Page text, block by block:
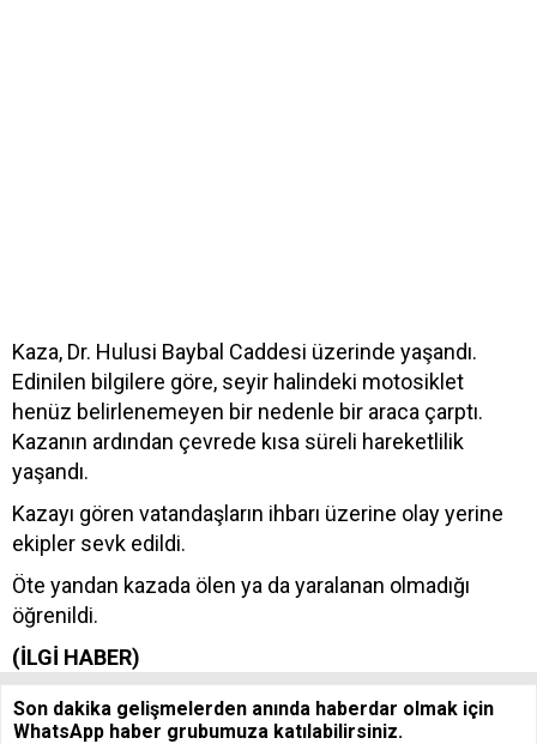
Kaza, Dr. Hulusi Baybal Caddesi üzerinde yaşandı.
Edinilen bilgilere göre, seyir halindeki motosiklet
henüz belirlenemeyen bir nedenle bir araca çarptı.
Kazanın ardından çevrede kısa süreli hareketlilik
yaşandı.
Kazayı gören vatandaşların ihbarı üzerine olay yerine
ekipler sevk edildi.
Öte yandan kazada ölen ya da yaralanan olmadığı
öğrenildi.
(İLGİ HABER)
Son dakika gelişmelerden anında haberdar olmak için
WhatsApp haber grubumuza katılabilirsiniz.